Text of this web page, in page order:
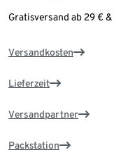
Gratisversand ab 29 €
Versandkosten
Lieferzeit
Versandpartner
Packstation